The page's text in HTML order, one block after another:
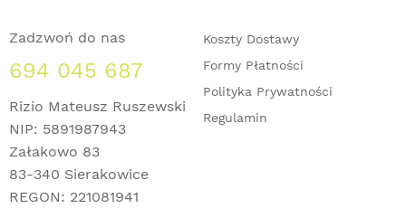
Zadzwoń do nas
694 045 687
Rizio Mateusz Ruszewski
NIP: 5891987943
Załakowo 83
83-340 Sierakowice
REGON: 221081941
Koszty Dostawy
Formy Płatności
Polityka Prywatności
Regulamin